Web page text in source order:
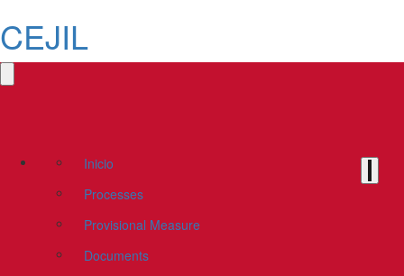
CEJIL
Inicio
Processes
Provisional Measure
Documents